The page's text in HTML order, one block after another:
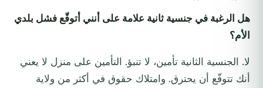
هل الرغبة في جنسية ثانية علامة على أنني أتوقّع فشل بلدي
الأم؟
لا. الجنسية الثانية تأمين، لا تنبؤ. التأمين على منزل لا يعني
أنك تتوقّع أن يحترق. وامتلاك حقوق في أكثر من ولاية